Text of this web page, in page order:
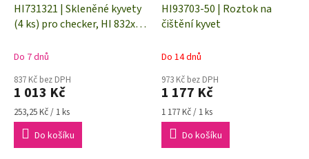
HI731321 | Skleněné kyvety
(4 ks) pro checker, HI 832xx a
Do 7 dnů
837 Kč bez DPH
1 013 Kč
Měrná
cena:
253,25 Kč / 1 ks
Do košíku
HI93703-50 | Roztok na
čištění kyvet
Do 14 dnů
973 Kč bez DPH
1 177 Kč
Měrná
cena:
1 177 Kč / 1 ks
Do košíku